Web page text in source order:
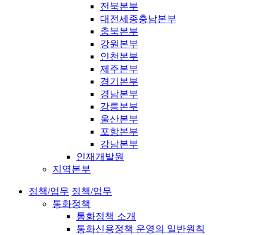
전북본부
대전세종충남본부
충북본부
강원본부
인천본부
제주본부
경기본부
경남본부
강릉본부
울산본부
포항본부
강남본부
인재개발원
지역본부
정책/업무 정책/업무
통화정책
통화정책 소개
통화신용정책 운영의 일반원칙